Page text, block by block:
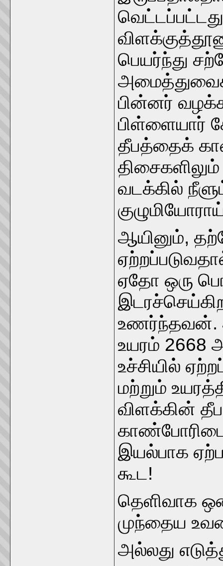
பெயர்ந்து
பின்னர்
பிள்ளையார்
தீபத்தைக்
வடக்கில்
ஆயினும்,
ஏதோ ஒரு
உணர்ந்தவன்.
உயரம் 2668
உச்சியில்
மற்றும்
விளக்கின்
இயல்பாக
கூட!
தெளிவாக
முந்தைய
அல்லது